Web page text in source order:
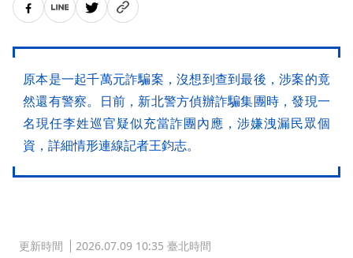
原本是一起千萬元詐騙案，沒想到查到最後，涉案的竟
然還有警察。日前，新北警方偵辦詐騙集團時，發現一
名現任李姓巡官疑似充當詐團內應，涉嫌洩漏民眾個
資，詳細情形連線記者王鈞志。
更新時間 2026.07.09 10:35 臺北時間